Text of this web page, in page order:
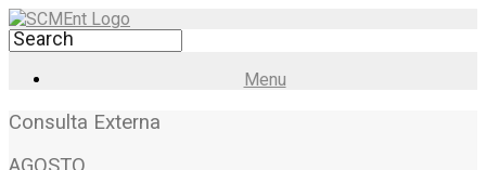
Menu
Consulta Externa